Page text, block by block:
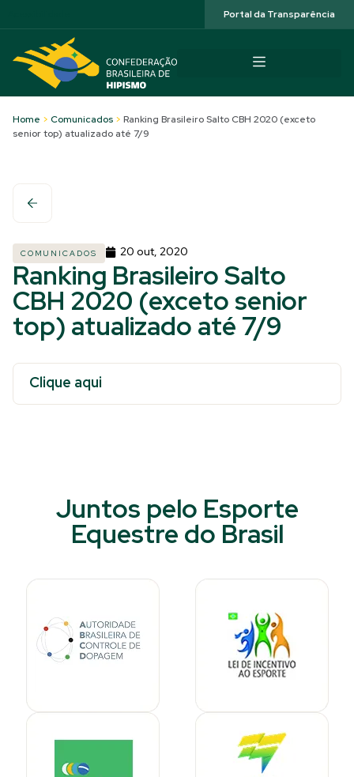
Portal da Transparência
Home > Comunicados > Ranking Brasileiro Salto CBH 2020 (exceto
senior top) atualizado até 7/9
COMUNICADOS 20 out, 2020
Ranking Brasileiro Salto
CBH 2020 (exceto senior
top) atualizado até 7/9
Clique aqui
Juntos pelo Esporte
Equestre do Brasil